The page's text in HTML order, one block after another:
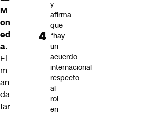
M
on
ed
a.
El
m
an
da
tar
y
afirma
que
“hay
un
acuerdo
internacional
respecto
al
rol
en